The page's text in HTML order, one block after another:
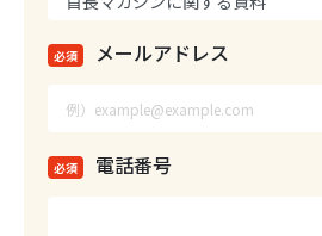
必須 メールアドレス
必須 電話番号